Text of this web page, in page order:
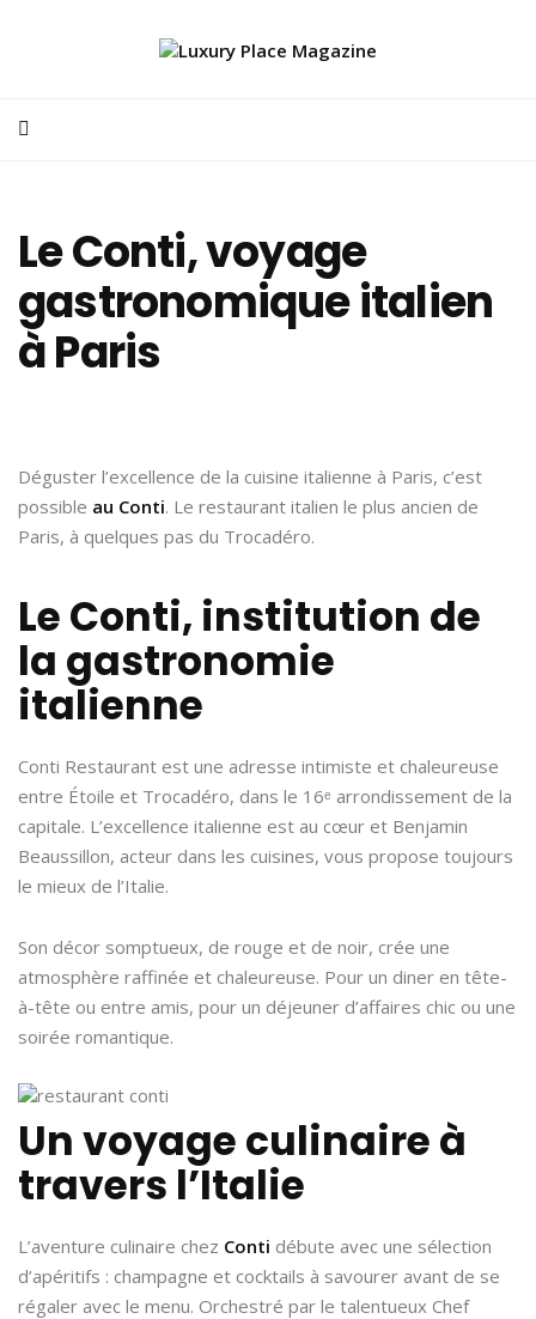
Le Conti, voyage
gastronomique italien
à Paris
Déguster l’excellence de la cuisine italienne à Paris, c’est
possible au Conti. Le restaurant italien le plus ancien de
Paris, à quelques pas du Trocadéro.
Le Conti, institution de
la gastronomie
italienne
Conti Restaurant est une adresse intimiste et chaleureuse
entre Étoile et Trocadéro, dans le 16ᵉ arrondissement de la
capitale. L’excellence italienne est au cœur et Benjamin
Beaussillon, acteur dans les cuisines, vous propose toujours
le mieux de l’Italie.
Son décor somptueux, de rouge et de noir, crée une
atmosphère raffinée et chaleureuse. Pour un diner en tête-
à-tête ou entre amis, pour un déjeuner d’affaires chic ou une
soirée romantique.
Un voyage culinaire à
travers l’Italie
L’aventure culinaire chez Conti débute avec une sélection
d’apéritifs : champagne et cocktails à savourer avant de se
régaler avec le menu. Orchestré par le talentueux Chef